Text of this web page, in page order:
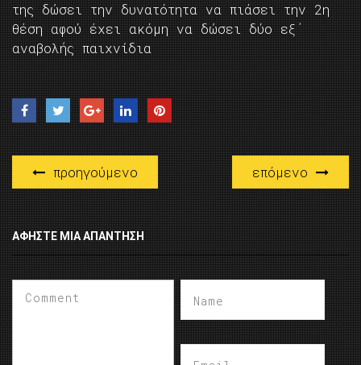
της δώσει την δυνατότητα να πιάσει την 2η
θέση αφού έχει ακόμη να δώσει δύο εξ΄
αναβολής παιχνίδια
προηγούμενο επόμενο
ΑΦΉΣΤΕ ΜΙΑ ΑΠΆΝΤΗΣΗ